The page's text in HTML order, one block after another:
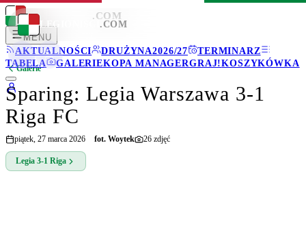
LEGIONISCI .COM
MENU
AKTUALNOŚCI
DRUŻYNA2026/27
TERMINARZ
TABELA
GALERIEKOPA MANAGERGRAJ!KOSZYKÓWKA
LEGIONISCI .COM
Galerie
Sparing: Legia Warszawa 3-1
Riga FC
piątek, 27 marca 2026 fot. Woytek 26 zdjęć
Legia 3-1 Riga